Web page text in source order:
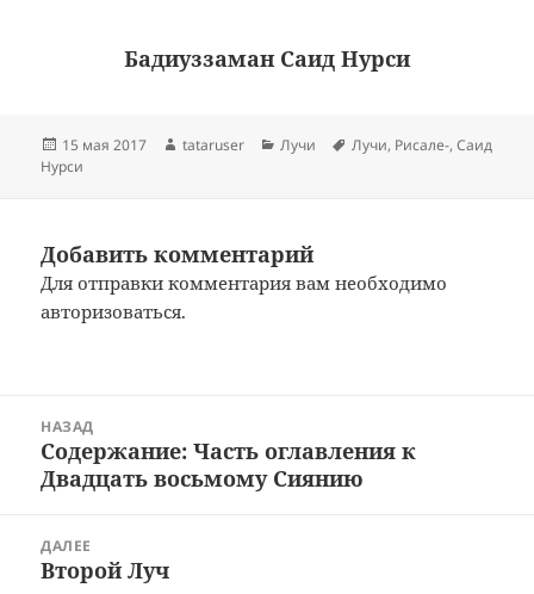
Бадиуззаман Саид Нурси
Опубликовано
15 мая 2017 Автор
tataruser Рубрики
Лучи Метки
Лучи, Рисале-,Саид
Нурси
Добавить комментарий
Для отправки комментария вам необходимо
авторизоваться.
записям
НАЗАД
Предыдущая
запись:
Содержание: Часть оглавления к
Двадцать восьмому Сиянию
ДАЛЕЕ
Следующая
Второй Луч